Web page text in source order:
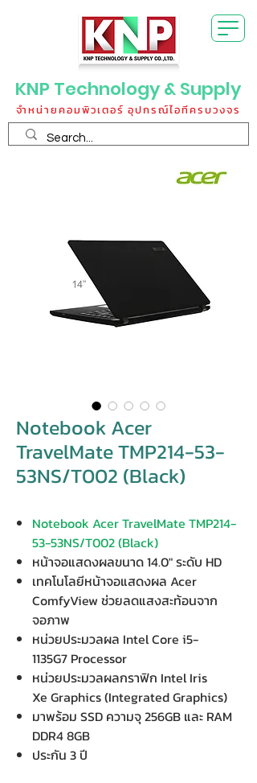
KNP Technology & Supply
จำหน่ายคอมพิวเตอร์ อุปกรณ์ไอทีครบวงจร
Notebook Acer
TravelMate TMP214-53-
53NS/T002 (Black)
Notebook Acer TravelMate TMP214-
53-53NS/T002 (Black)
หน้าจอแสดงผลขนาด 14.0" ระดับ HD
เทคโนโลยีหน้าจอแสดงผล Acer
ComfyView ช่วยลดแสงสะท้อนจาก
จอภาพ
หน่วยประมวลผล Intel Core i5-
1135G7 Processor
หน่วยประมวลผลกราฟิก Intel Iris
Xe Graphics (Integrated Graphics)
มาพร้อม SSD ความจุ 256GB และ RAM
DDR4 8GB
ประกัน 3 ปี